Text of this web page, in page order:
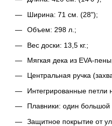
Ширина: 71 см. (28");
Объем: 298 л.;
Вес доски: 13,5 кг.;
Мягкая дека из EVA-
Центральная ручка
Интегрированные петли
Плавники: один большой
Защитное покрытие от